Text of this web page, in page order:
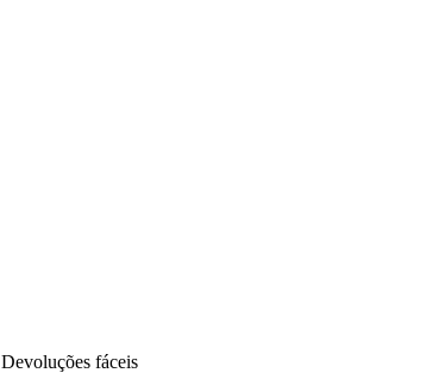
Devoluções fáceis